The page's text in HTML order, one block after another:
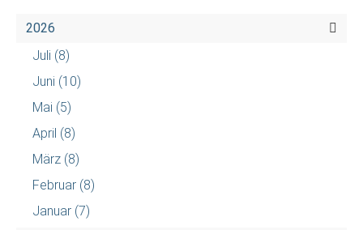
2026
Juli (8)
Juni (10)
Mai (5)
April (8)
März (8)
Februar (8)
Januar (7)